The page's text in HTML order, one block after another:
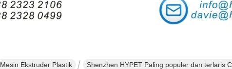
Mesin Ekstruder Plastik Shenzhen HYPET Paling populer dan terlaris